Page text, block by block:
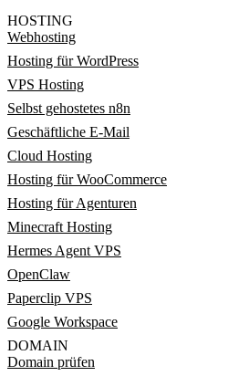
HOSTING
Webhosting
Hosting für WordPress
VPS Hosting
Selbst gehostetes n8n
Geschäftliche E-Mail
Cloud Hosting
Hosting für WooCommerce
Hosting für Agenturen
Minecraft Hosting
Hermes Agent VPS
OpenClaw
Paperclip VPS
Google Workspace
DOMAIN
Domain prüfen